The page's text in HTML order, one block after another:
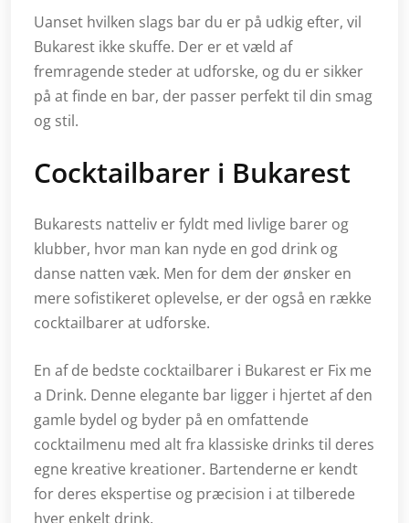
Uanset hvilken slags bar du er på udkig efter, vil
Bukarest ikke skuffe. Der er et væld af
fremragende steder at udforske, og du er sikker
på at finde en bar, der passer perfekt til din smag
og stil.
Cocktailbarer i Bukarest
Bukarests natteliv er fyldt med livlige barer og
klubber, hvor man kan nyde en god drink og
danse natten væk. Men for dem der ønsker en
mere sofistikeret oplevelse, er der også en række
cocktailbarer at udforske.
En af de bedste cocktailbarer i Bukarest er Fix me
a Drink. Denne elegante bar ligger i hjertet af den
gamle bydel og byder på en omfattende
cocktailmenu med alt fra klassiske drinks til deres
egne kreative kreationer. Bartenderne er kendt
for deres ekspertise og præcision i at tilberede
hver enkelt drink.